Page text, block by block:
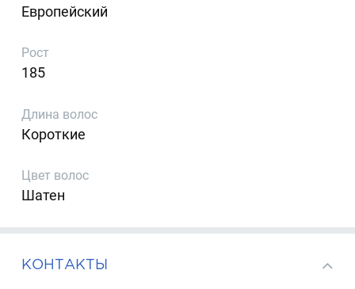
Европейский
Рост
185
Длина волос
Короткие
Цвет волос
Шатен
КОНТАКТЫ